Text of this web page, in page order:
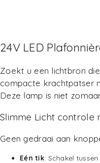
24V LED
Zoekt u een lichtbron
compacte krachtpatser
Deze lamp is niet
Slimme Licht controle
Geen gedraai aan
Eén tik: Schakel